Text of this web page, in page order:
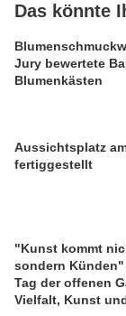
Das könnte
Jury bewertete
Blumenkästen
Aussichtsplatz
fertiggestellt
"Kunst kommt
sondern
Tag der offenen
Vielfalt, Kunst